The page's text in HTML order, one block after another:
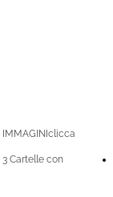
IMMAGINIclicca
3 Cartelle con